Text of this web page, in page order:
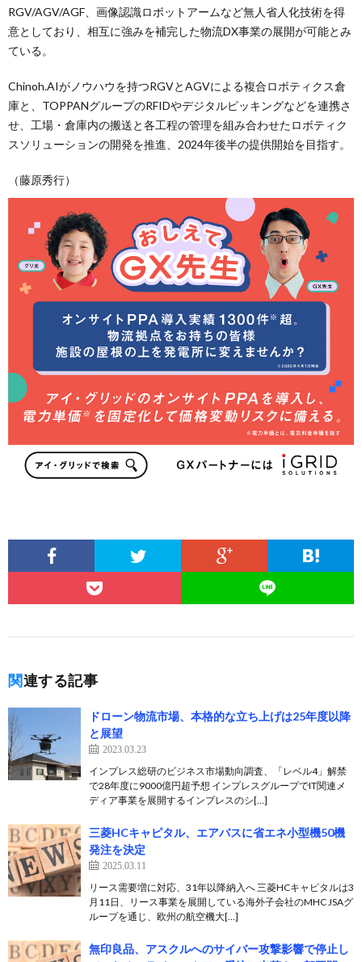
RGV/AGV/AGF、画像認識ロボットアームなど無人省人化技術を得
意としており、相互に強みを補完した物流DX事業の展開が可能とみ
ている。
Chinoh.AIがノウハウを持つRGVとAGVによる複合ロボティクス倉
庫と、TOPPANグループのRFIDやデジタルピッキングなどを連携さ
せ、工場・倉庫内の搬送と各工程の管理を組み合わせたロボティク
スソリューションの開発を推進、2024年後半の提供開始を目指す。
（藤原秀行）
関連する記事
ドローン物流市場、本格的な立ち上げは25年度以降
と展望
2023.03.23
インプレス総研のビジネス市場動向調査、「レベル4」解禁
で28年度に9000億円超予想 インプレスグループでIT関連メ
ディア事業を展開するインプレスのシ[…]
三菱HCキャピタル、エアバスに省エネ小型機50機
発注を決定
2025.03.11
リース需要増に対応、31年以降納入へ 三菱HCキャピタルは3
月11日、リース事業を展開している海外子会社のMHC JSAグ
ループを通じ、欧州の航空機大[…]
無印良品、アスクルへのサイバー攻撃影響で停止し